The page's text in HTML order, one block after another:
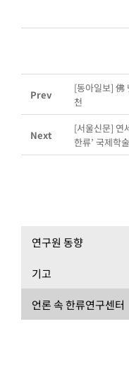
Prev
[동아일보] 佛
천
Next
[서울신문] 연
한류’ 국제학
연구원 동향
기고
언론 속 한류연구센터